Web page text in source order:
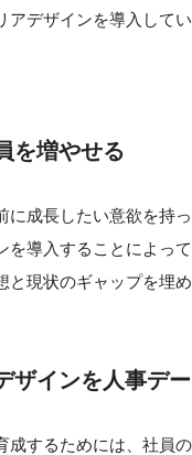
アデザインを導入して
を増やせる
に成長したい意欲を持
を導入することによっ
と現状のギャップを埋
ザインを人事デ
成するためには、社員